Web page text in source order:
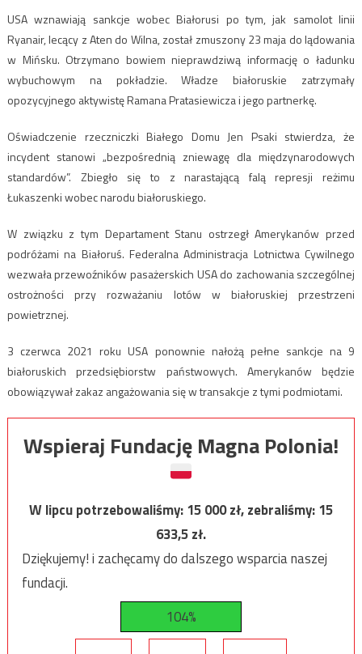
USA wznawiają sankcje wobec Białorusi po tym, jak samolot linii
Ryanair, lecący z Aten do Wilna, został zmuszony 23 maja do lądowania
w Mińsku. Otrzymano bowiem nieprawdziwą informację o ładunku
wybuchowym na pokładzie. Władze białoruskie zatrzymały
opozycyjnego aktywistę Ramana Pratasiewicza i jego partnerkę.
Oświadczenie rzeczniczki Białego Domu Jen Psaki stwierdza, że
incydent stanowi „bezpośrednią zniewagę dla międzynarodowych
standardów”. Zbiegło się to z narastającą falą represji reżimu
Łukaszenki wobec narodu białoruskiego.
W związku z tym Departament Stanu ostrzegł Amerykanów przed
podróżami na Białoruś. Federalna Administracja Lotnictwa Cywilnego
wezwała przewoźników pasażerskich USA do zachowania szczególnej
ostrożności przy rozważaniu lotów w białoruskiej przestrzeni
powietrznej.
3 czerwca 2021 roku USA ponownie nałożą pełne sankcje na 9
białoruskich przedsiębiorstw państwowych. Amerykanów będzie
obowiązywał zakaz angażowania się w transakcje z tymi podmiotami.
Wspieraj Fundację Magna Polonia!
W lipcu potrzebowaliśmy:15 000zł, zebraliśmy:15
633,5zł.
Dziękujemy! i zachęcamy do dalszego wsparcia naszej
fundacji.
104%